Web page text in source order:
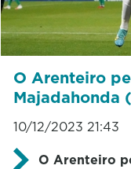
O Arenteiro
Majadahonda
10/12/2023 21:43
O Arenteiro